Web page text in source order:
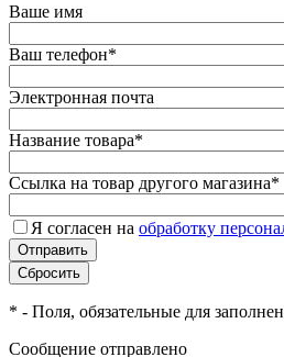
Ваше имя
Ваш телефон*
Электронная почта
Название товара*
Ссылка на товар другого магазина*
Я согласен на обработку
* - Поля, обязательные для
Сообщение отправлено